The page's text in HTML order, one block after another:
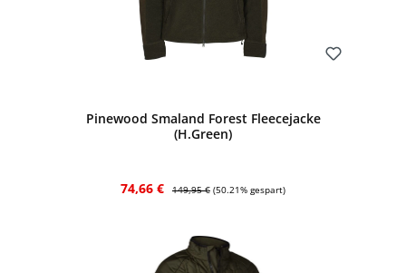
Pinewood Smaland Forest Fleecejacke
(H.Green)
Verkaufspreis:
74,66 € Regulärer Preis:
149,95 € (50.21% gespart)